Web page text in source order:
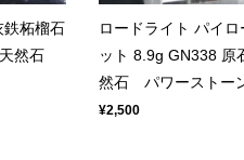
鉄柘榴石
然石
ロードライト パイ
ット 8.9g GN338
然石 パワーストー
¥2,500